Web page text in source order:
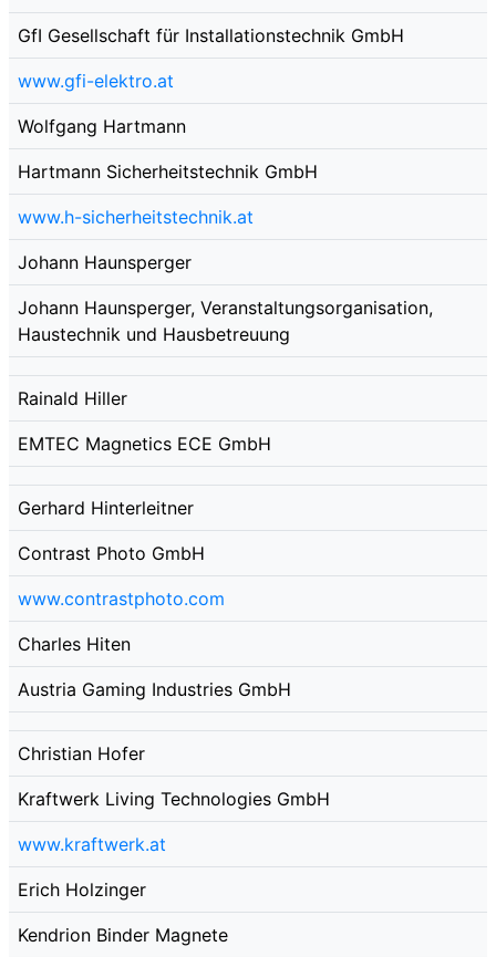
GfI Gesellschaft für Installationstechnik GmbH
www.gfi-elektro.at
Wolfgang Hartmann
Hartmann Sicherheitstechnik GmbH
www.h-sicherheitstechnik.at
Johann Haunsperger
Johann Haunsperger, Veranstaltungsorganisation,
Haustechnik und Hausbetreuung
Rainald Hiller
EMTEC Magnetics ECE GmbH
Gerhard Hinterleitner
Contrast Photo GmbH
www.contrastphoto.com
Charles Hiten
Austria Gaming Industries GmbH
Christian Hofer
Kraftwerk Living Technologies GmbH
www.kraftwerk.at
Erich Holzinger
Kendrion Binder Magnete